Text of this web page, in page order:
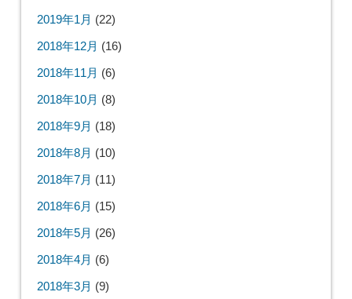
2019年1月 (22)
2018年12月 (16)
2018年11月 (6)
2018年10月 (8)
2018年9月 (18)
2018年8月 (10)
2018年7月 (11)
2018年6月 (15)
2018年5月 (26)
2018年4月 (6)
2018年3月 (9)